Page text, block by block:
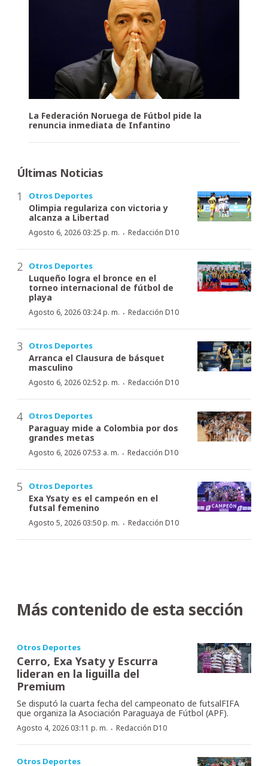
La Federación Noruega de Fútbol pide la
renuncia inmediata de Infantino
Últimas Noticias
Otros Deportes
Olimpia regulariza con victoria y
alcanza a Libertad
Agosto 6, 2026 03:25 p. m. · Redacción D10
Otros Deportes
Luqueño logra el bronce en el
torneo internacional de fútbol de
playa
Agosto 6, 2026 03:24 p. m. · Redacción D10
Otros Deportes
Arranca el Clausura de básquet
masculino
Agosto 6, 2026 02:52 p. m. · Redacción D10
Otros Deportes
Paraguay mide a Colombia por dos
grandes metas
Agosto 6, 2026 07:53 a. m. · Redacción D10
Otros Deportes
Exa Ysaty es el campeón en el
futsal femenino
Agosto 5, 2026 03:50 p. m. · Redacción D10
Más contenido de esta sección
Otros Deportes
Cerro, Exa Ysaty y Escurra
lideran en la liguilla del
Premium
Se disputó la cuarta fecha del campeonato de futsalFIFA
que organiza la Asociación Paraguaya de Fútbol (APF).
Agosto 4, 2026 03:11 p. m. · Redacción D10
Otros Deportes